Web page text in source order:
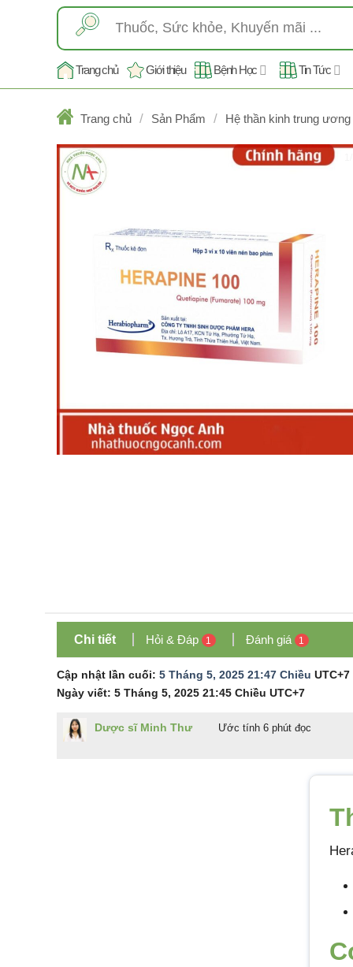
kiếm:
Trang chủ Giới thiệu Bệnh Học Tin Tức
Trang chủ / Sản Phẩm / Hệ thần kinh trung ương
Chi tiết Hỏi & Đáp 1 Đánh giá 1
Cập nhật lần cuối: 5 Tháng 5, 2025 21:47 Chiều UTC+7
Ngày viết: 5 Tháng 5, 2025 21:45 Chiều UTC+7
Dược sĩ Minh Thư Ước tính 6 phút đọc